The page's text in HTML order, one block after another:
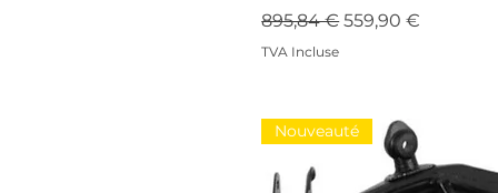
Prix original
895,84 € Prix
559,90 €
TVA Incluse
Nouveauté